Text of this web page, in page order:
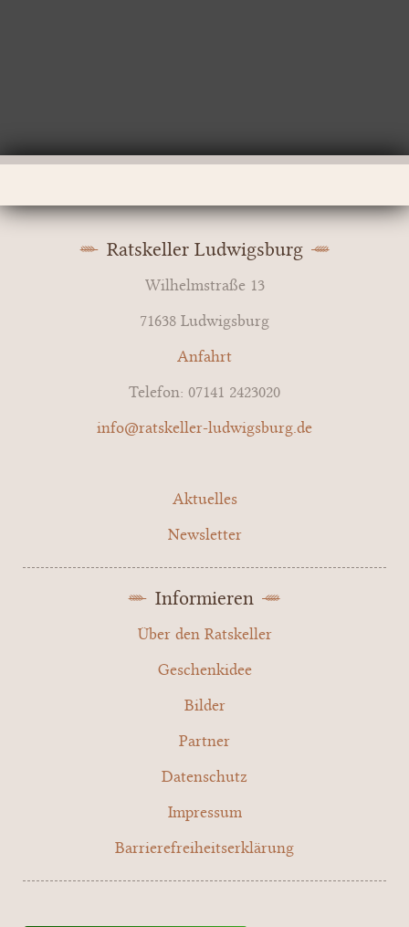
Ratskeller Ludwigsburg
Wilhelmstraße 13
71638 Ludwigsburg
Anfahrt
Telefon: 07141 2423020
info@ratskeller-ludwigsburg.de
Aktuelles
Newsletter
Informieren
Über den Ratskeller
Geschenkidee
Bilder
Partner
Datenschutz
Impressum
Barrierefreiheitserklärung